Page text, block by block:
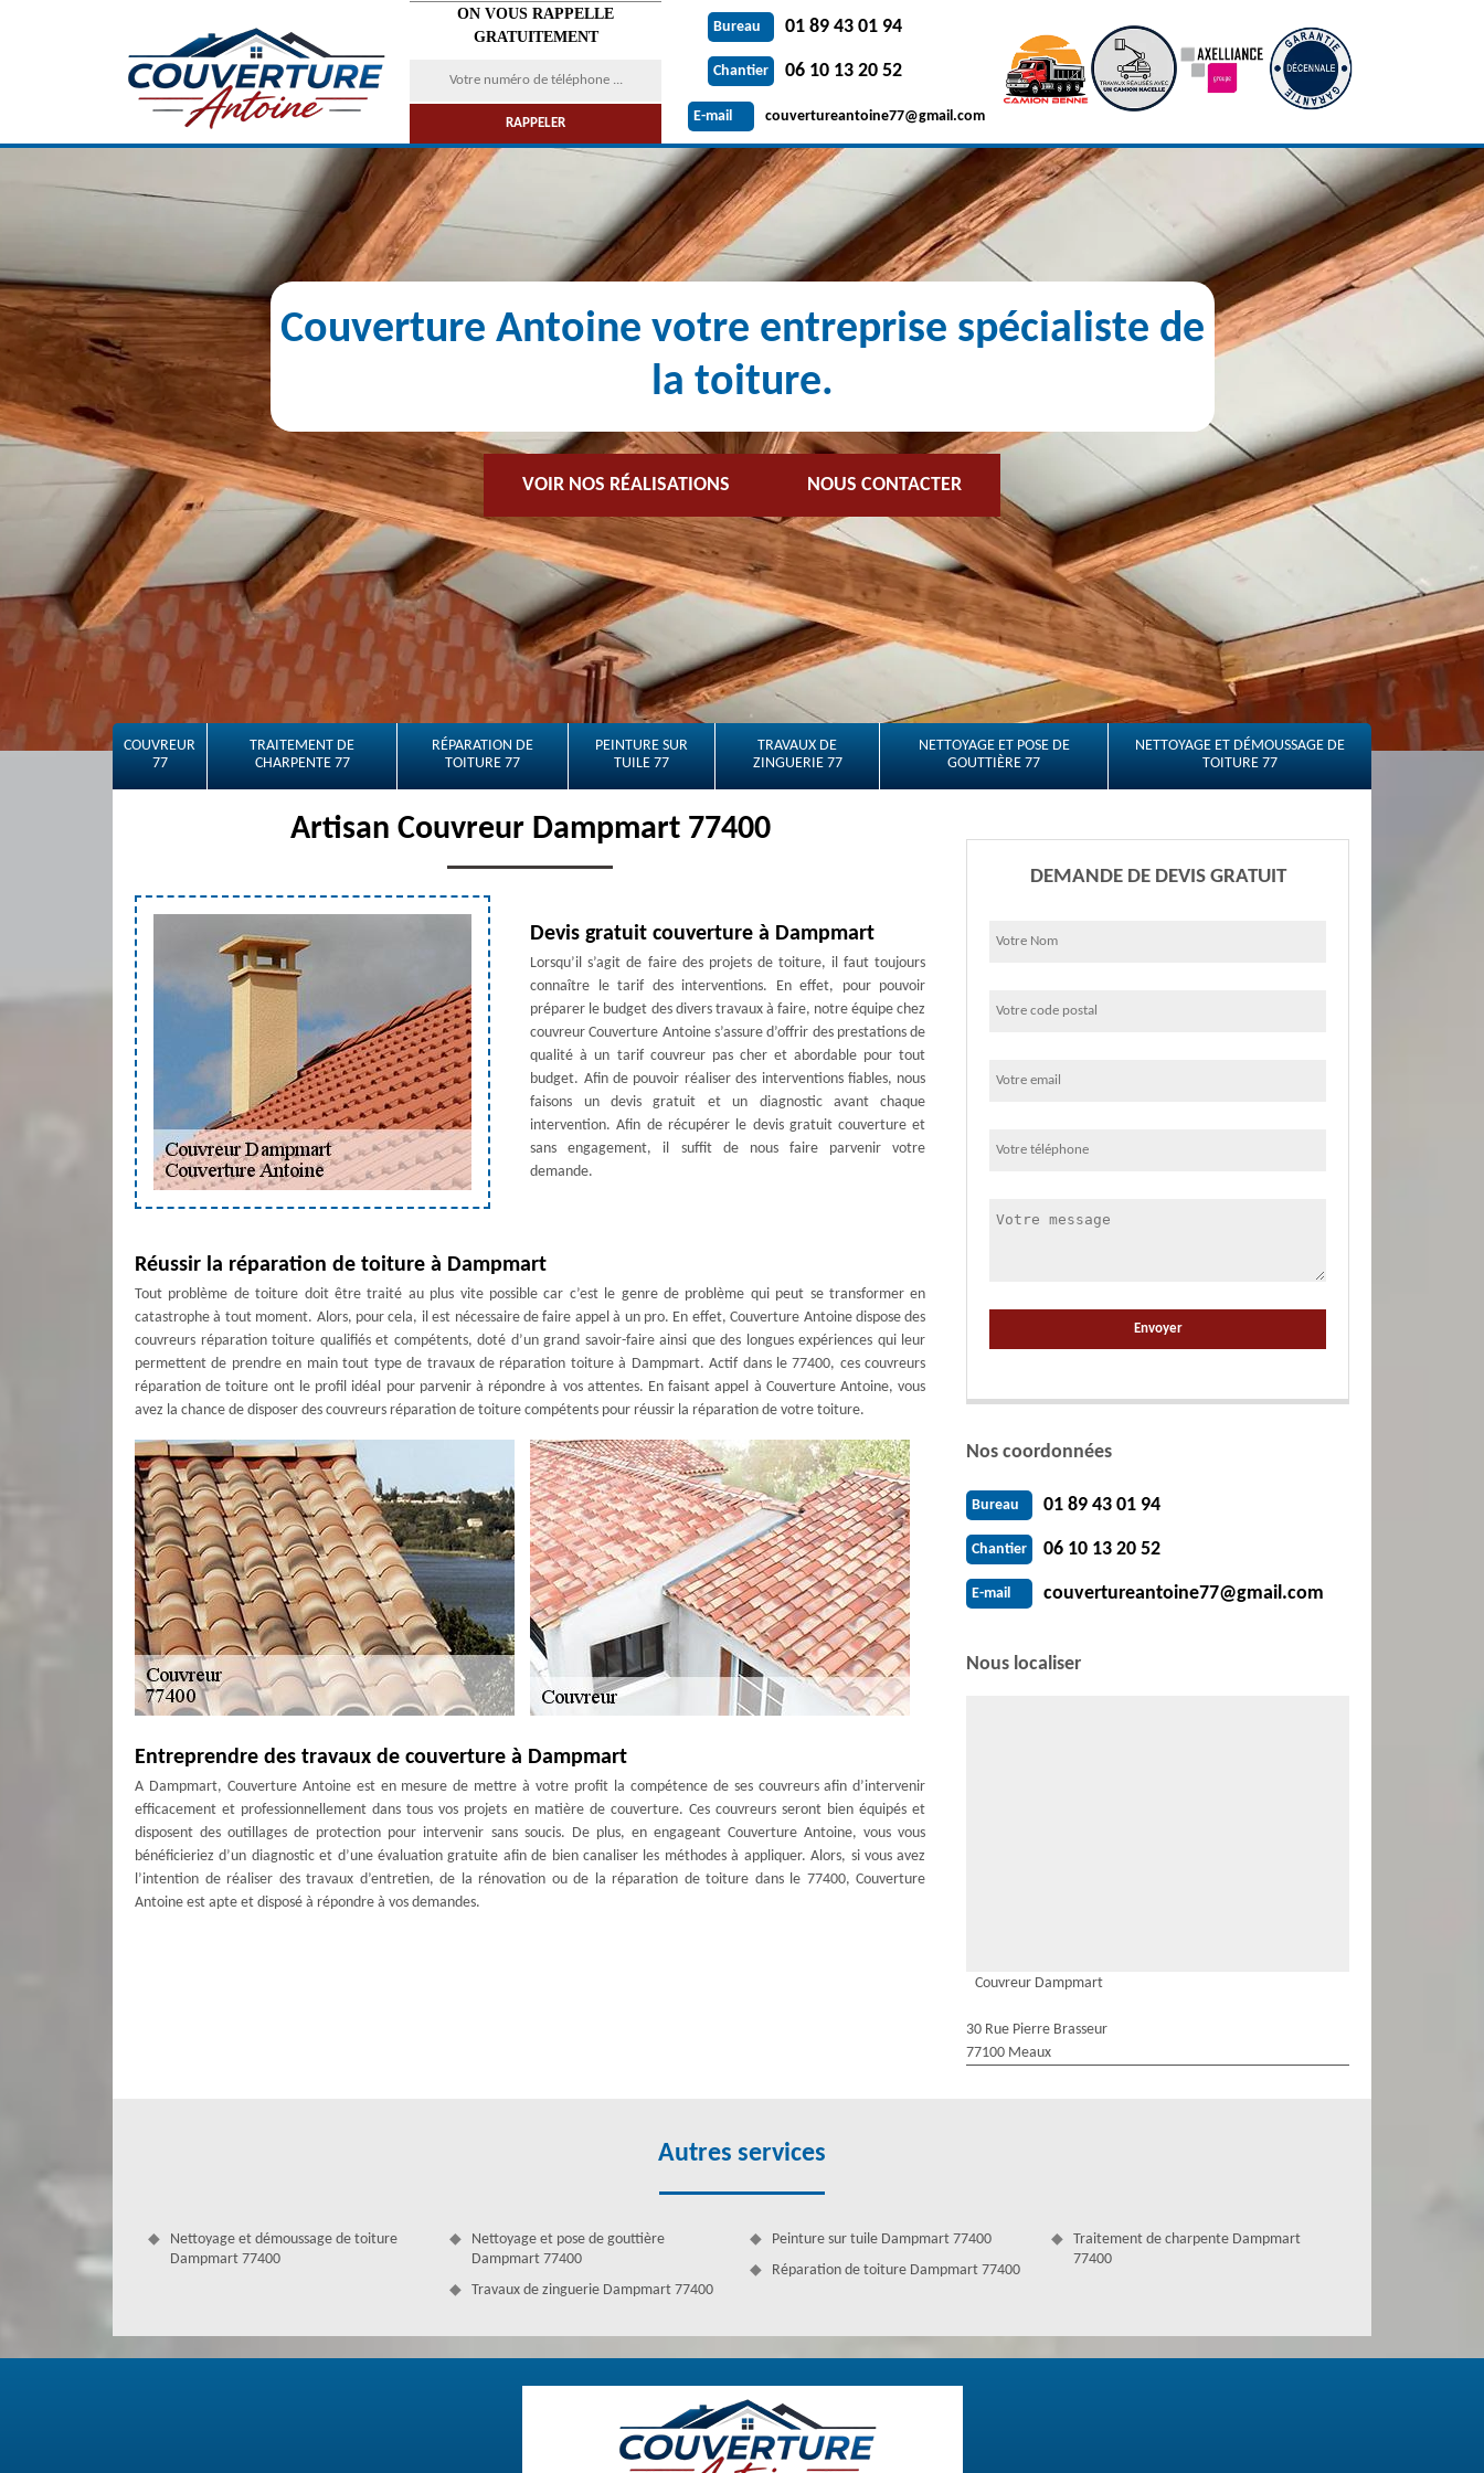
ON VOUS RAPPELLE
GRATUITEMENT
Bureau 01 89 43 01 94
Chantier 06 10 13 20 52
E-mail couvertureantoine77@gmail.com
Couverture Antoine votre entreprise spécialiste de
la toiture.
VOIR NOS RÉALISATIONS NOUS CONTACTER
COUVREUR
77
TRAITEMENT DE
CHARPENTE 77
RÉPARATION DE
TOITURE 77
PEINTURE SUR
TUILE 77
TRAVAUX DE
ZINGUERIE 77
NETTOYAGE ET POSE DE
GOUTTIÈRE 77
NETTOYAGE ET DÉMOUSSAGE DE
TOITURE 77
Artisan Couvreur Dampmart 77400
Devis gratuit couverture à Dampmart
Lorsqu’il s’agit de faire des projets de toiture, il faut toujours
connaître le tarif des interventions. En effet, pour pouvoir
préparer le budget des divers travaux à faire, notre équipe chez
couvreur Couverture Antoine s’assure d’offrir des prestations de
qualité à un tarif couvreur pas cher et abordable pour tout
budget. Afin de pouvoir réaliser des interventions fiables, nous
faisons un devis gratuit et un diagnostic avant chaque
intervention. Afin de récupérer le devis gratuit couverture et
sans engagement, il suffit de nous faire parvenir votre
demande.
Réussir la réparation de toiture à Dampmart
Tout problème de toiture doit être traité au plus vite possible car c’est le genre de problème qui peut se transformer en
catastrophe à tout moment. Alors, pour cela, il est nécessaire de faire appel à un pro. En effet, Couverture Antoine dispose des
couvreurs réparation toiture qualifiés et compétents, doté d’un grand savoir-faire ainsi que des longues expériences qui leur
permettent de prendre en main tout type de travaux de réparation toiture à Dampmart. Actif dans le 77400, ces couvreurs
réparation de toiture ont le profil idéal pour parvenir à répondre à vos attentes. En faisant appel à Couverture Antoine, vous
avez la chance de disposer des couvreurs réparation de toiture compétents pour réussir la réparation de votre toiture.
Entreprendre des travaux de couverture à Dampmart
A Dampmart, Couverture Antoine est en mesure de mettre à votre profit la compétence de ses couvreurs afin d’intervenir
efficacement et professionnellement dans tous vos projets en matière de couverture. Ces couvreurs seront bien équipés et
disposent des outillages de protection pour intervenir sans soucis. De plus, en engageant Couverture Antoine, vous vous
bénéficieriez d’un diagnostic et d’une évaluation gratuite afin de bien canaliser les méthodes à appliquer. Alors, si vous avez
l’intention de réaliser des travaux d’entretien, de la rénovation ou de la réparation de toiture dans le 77400, Couverture
Antoine est apte et disposé à répondre à vos demandes.
Le devis couvreur est un moyen pour connaître le tarif des interventions pour les différents projets de toiture dont vous pouvez
avoir besoin. Professionnels dans notre domaine, nous réalisons des interventions fiables et assurées pour toute demande. Afin
DEMANDE DE DEVIS GRATUIT
Nos coordonnées
Bureau 01 89 43 01 94
Chantier 06 10 13 20 52
E-mail couvertureantoine77@gmail.com
Nous localiser
Couvreur Dampmart
30 Rue Pierre Brasseur
77100 Meaux
Autres services
Nettoyage et démoussage de toiture
Dampmart 77400
Nettoyage et pose de gouttière
Dampmart 77400
Travaux de zinguerie Dampmart 77400
Peinture sur tuile Dampmart 77400
Réparation de toiture Dampmart 77400
Traitement de charpente Dampmart
77400